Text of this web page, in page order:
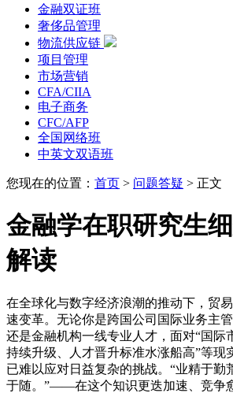
金融双证班
奢侈品管理
物流供应链
项目管理
市场营销
CFA/CIIA
电子商务
CFC/AFP
全国网络班
中英文双语班
您现在的位置： 首页 > 问题答疑 > 正文
金融学在职研究生
解读
在全球化与数字经济浪潮的推动下，贸
速变革。无论你是跨国公司国际业务主
还是金融机构一线专业人才，面对“国际
持续升级、人才晋升标准水涨船高”等现
已难以应对日益复杂的挑战。“业精于勤
于随。”——在这个知识更迭加速、竞争